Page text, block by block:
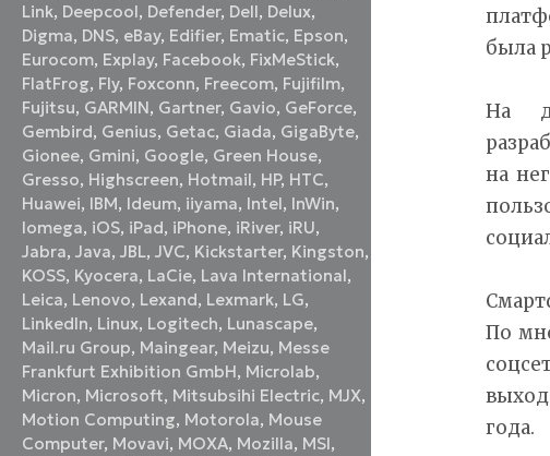
Link, Deepcool, Defender, Dell, Delux,
Digma, DNS, eBay, Edifier, Ematic, Epson,
Eurocom, Explay, Facebook, FixMeStick,
FlatFrog, Fly, Foxconn, Freecom, Fujifilm,
Fujitsu, GARMIN, Gartner, Gavio, GeForce,
Gembird, Genius, Getac, Giada, GigaByte,
Gionee, Gmini, Google, Green House,
Gresso, Highscreen, Hotmail, HP, HTC,
Huawei, IBM, Ideum, iiyama, Intel, InWin,
Iomega, iOS, iPad, iPhone, iRiver, iRU,
Jabra,Java,JBL,JVC, Kickstarter, Kingston,
KOSS, Kyocera, LaCie, Lava International,
Leica, Lenovo, Lexand, Lexmark, LG,
LinkedIn, Linux, Logitech, Lunascape,
Mail.ru Group, Maingear, Meizu, Messe
Frankfurt Exhibition GmbH, Microlab,
Micron, Microsoft, Mitsubsihi Electric, MJX,
Motion Computing, Motorola, Mouse
Computer, Movavi, MOXA, Mozilla, MSI,
была
На
на
По
года.